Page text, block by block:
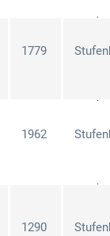
1779
1962
1290